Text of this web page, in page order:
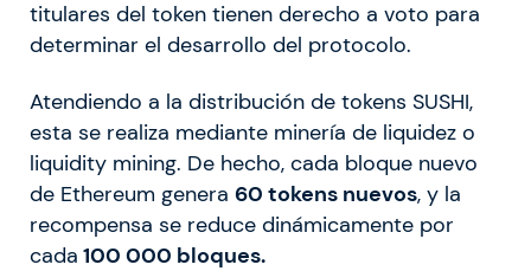
titulares del token tienen derecho a voto para
determinar el desarrollo del protocolo.
Atendiendo a la distribución de tokens SUSHI,
esta se realiza mediante minería de liquidez o
liquidity mining. De hecho, cada bloque nuevo
de Ethereum genera 60 tokens nuevos, y la
recompensa se reduce dinámicamente por
cada 100 000 bloques.